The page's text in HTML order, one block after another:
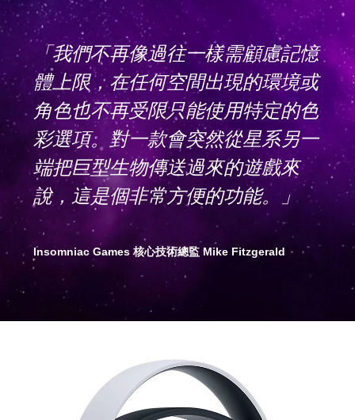
「我們不再像過往一樣需顧慮記憶
體上限，在任何空間出現的環境或
角色也不再受限只能使用特定的色
彩選項。對一款會突然從星系另一
端把巨型生物傳送過來的遊戲來
說，這是個非常方便的功能。」
Insomniac Games 核心技術總監 Mike Fitzgerald